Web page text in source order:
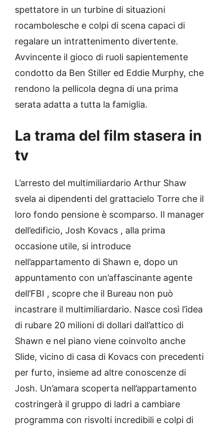
spettatore in un turbine di situazioni
rocambolesche e colpi di scena capaci di
regalare un intrattenimento divertente.
Avvincente il gioco di ruoli sapientemente
condotto da Ben Stiller ed Eddie Murphy, che
rendono la pellicola degna di una prima
serata adatta a tutta la famiglia.
La trama del film stasera in
tv
L’arresto del multimiliardario Arthur Shaw
svela ai dipendenti del grattacielo Torre che il
loro fondo pensione è scomparso. Il manager
dell’edificio, Josh Kovacs , alla prima
occasione utile, si introduce
nell’appartamento di Shawn e, dopo un
appuntamento con un’affascinante agente
dell’FBI , scopre che il Bureau non può
incastrare il multimiliardario. Nasce così l’idea
di rubare 20 milioni di dollari dall’attico di
Shawn e nel piano viene coinvolto anche
Slide, vicino di casa di Kovacs con precedenti
per furto, insieme ad altre conoscenze di
Josh. Un’amara scoperta nell’appartamento
costringerà il gruppo di ladri a cambiare
programma con risvolti incredibili e colpi di